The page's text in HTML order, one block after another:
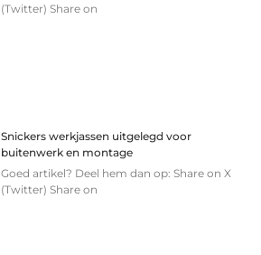
(Twitter) Share on
Snickers werkjassen uitgelegd voor
buitenwerk en montage
Goed artikel? Deel hem dan op: Share on X
(Twitter) Share on